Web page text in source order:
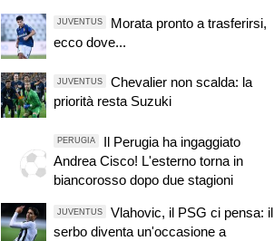
JUVENTUS
Morata pronto a trasferirsi,
ecco dove...
JUVENTUS
Chevalier non scalda: la
priorità resta Suzuki
PERUGIA
Il Perugia ha ingaggiato
Andrea Cisco! L'esterno torna in
biancorosso dopo due stagioni
JUVENTUS
Vlahovic, il PSG ci pensa: il
serbo diventa un'occasione a